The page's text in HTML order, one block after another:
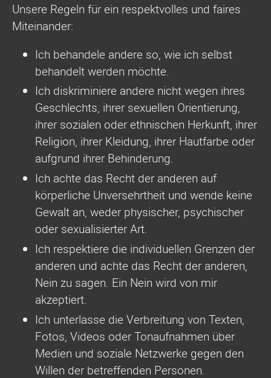
Unsere Regeln für ein respektvolles und faires
Miteinander:
Ich behandele andere so, wie ich selbst
behandelt werden möchte.
Ich diskriminiere andere nicht wegen ihres
Geschlechts, ihrer sexuellen Orientierung,
ihrer sozialen oder ethnischen Herkunft, ihrer
Religion, ihrer Kleidung, ihrer Hautfarbe oder
aufgrund ihrer Behinderung.
Ich achte das Recht der anderen auf
körperliche Unversehrtheit und wende keine
Gewalt an, weder physischer, psychischer
oder sexualisierter Art.
Ich respektiere die individuellen Grenzen der
anderen und achte das Recht der anderen,
Nein zu sagen. Ein Nein wird von mir
akzeptiert.
Ich unterlasse die Verbreitung von Texten,
Fotos, Videos oder Tonaufnahmen über
Medien und soziale Netzwerke gegen den
Willen der betreffenden Personen.